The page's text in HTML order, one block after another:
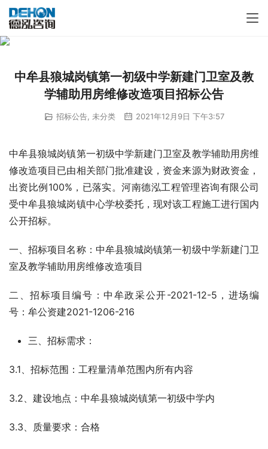
中牟县狼城岗镇第一初级中学新建门卫室及教
学辅助用房维修改造项目招标公告
招标公告, 未分类 2021年12月9日 下午3:57
中牟县狼城岗镇第一初级中学新建门卫室及教学辅助用房维
修改造项目已由相关部门批准建设，资金来源为财政资金，
出资比例100%，已落实。河南德泓工程管理咨询有限公司
受中牟县狼城岗镇中心学校委托，现对该工程施工进行国内
公开招标。
一、招标项目名称：中牟县狼城岗镇第一初级中学新建门卫
室及教学辅助用房维修改造项目
二、招标项目编号：中牟政采公开-2021-12-5，进场编
号：牟公资建2021-1206-216
三、招标需求：
3.1、招标范围：工程量清单范围内所有内容
3.2、建设地点：中牟县狼城岗镇第一初级中学内
3.3、质量要求：合格